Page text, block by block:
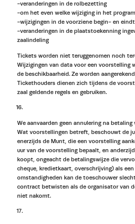
-veranderingen in de rolbezetting
-om het even welke wijziging in het
-wijzigingen in de voorziene begin- en
-veranderingen in de plaatstoekenning
zaalindeling
Tickets worden niet teruggenomen noch
Wijzigingen van data voor een voorstelling
de beschikbaarheid. Ze worden
Tickethouders dienen zich tijdens de
zaal geldende regels en gebruiken.
We aanvaarden geen annulering na
Wat voorstellingen betreft, beschouwt de
enerzijds de Munt, die een voorstelling
uur van de voorstelling bepaalt, en
koopt, ongeacht de betalingswijze die
cheque, kredietkaart, overschrijving) als
omstandigheden kan de toeschouwer
contract betwisten als de organisator van
niet nakomt.